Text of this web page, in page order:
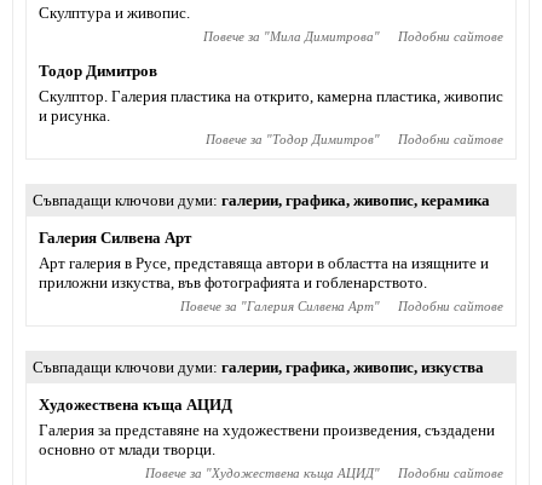
Скулптура и живопис.
Повече за "Мила Димитрова" Подобни сайтове
Тодор Димитров
Скулптор. Галерия пластика на открито, камерна пластика, живопис
и рисунка.
Повече за "Тодор Димитров" Подобни сайтове
Съвпадащи ключови думи галерии, графика, живопис, керамика
Галерия Силвена Арт
Арт галерия в Русе, представяща автори в областта на изящните и
приложни изкуства, във фотографията и гобленарството.
Повече за "Галерия Силвена Арт" Подобни сайтове
Съвпадащи ключови думи галерии, графика, живопис, изкуства
Художествена къща АЦИД
Галерия за представяне на художествени произведения, създадени
основно от млади творци.
Повече за "Художествена къща АЦИД" Подобни сайтове